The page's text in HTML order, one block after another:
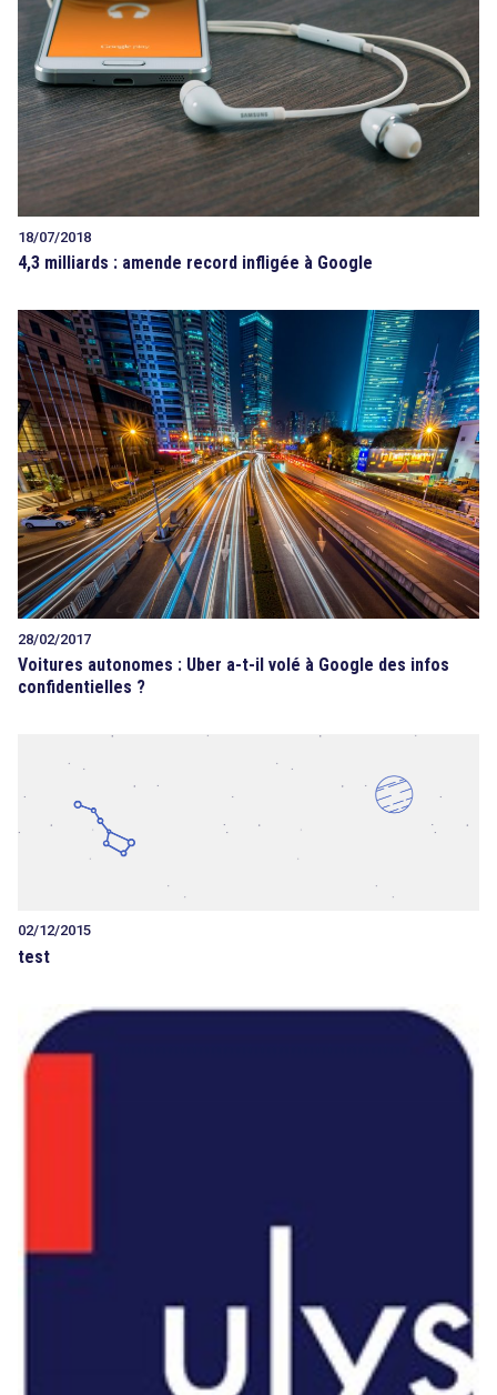
18/07/2018
4,3 milliards : amende record infligée à Google
28/02/2017
Voitures autonomes : Uber a-t-il volé à Google des infos
confidentielles ?
02/12/2015
test